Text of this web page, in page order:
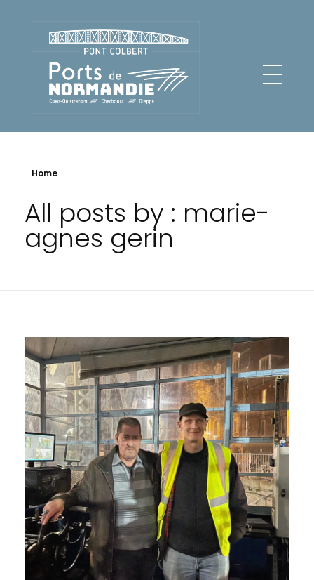
Home
All posts by : marie-
agnes gerin